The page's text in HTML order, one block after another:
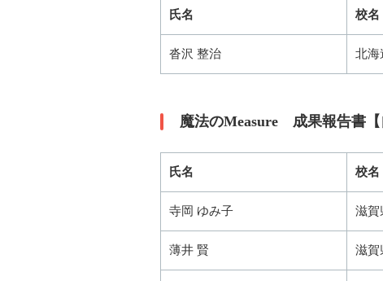
氏名 校名
沓沢 整治 北海
魔法のMeasure 成果報告書
氏名 校名
寺岡 ゆみ子 滋賀
薄井 賢 滋賀